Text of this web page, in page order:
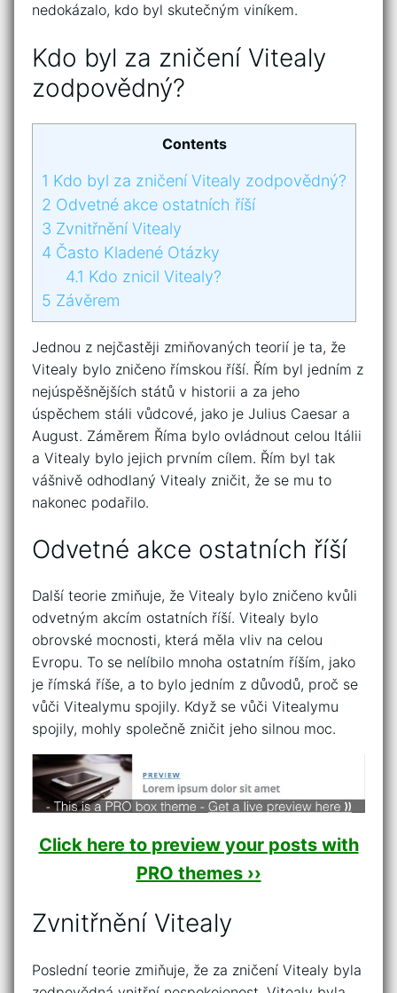
nedokázalo, kdo byl skutečným viníkem.
Kdo byl za zničení Vitealy
zodpovědný?
Contents
1 Kdo byl za zničení Vitealy zodpovědný?
2 Odvetné akce ostatních říší
3 Zvnitřnění Vitealy
4 Často Kladené Otázky
4.1 Kdo znicil Vitealy?
5 Závěrem
Jednou z nejčastěji zmiňovaných teorií je ta, že
Vitealy bylo zničeno římskou říší. Řím byl jedním z
nejúspěšnějších států v historii a za jeho
úspěchem stáli vůdcové, jako je Julius Caesar a
August. Záměrem Říma bylo ovládnout celou Itálii
a Vitealy bylo jejich prvním cílem. Řím byl tak
vášnivě odhodlaný Vitealy zničit, že se mu to
nakonec podařilo.
Odvetné akce ostatních říší
Další teorie zmiňuje, že Vitealy bylo zničeno kvůli
odvetným akcím ostatních říší. Vitealy bylo
obrovské mocnosti, která měla vliv na celou
Evropu. To se nelíbilo mnoha ostatním říším, jako
je římská říše, a to bylo jedním z důvodů, proč se
vůči Vitealymu spojily. Když se vůči Vitealymu
spojily, mohly společně zničit jeho silnou moc.
Click here to preview your posts with
PRO themes ››
Zvnitřnění Vitealy
Poslední teorie zmiňuje, že za zničení Vitealy byla